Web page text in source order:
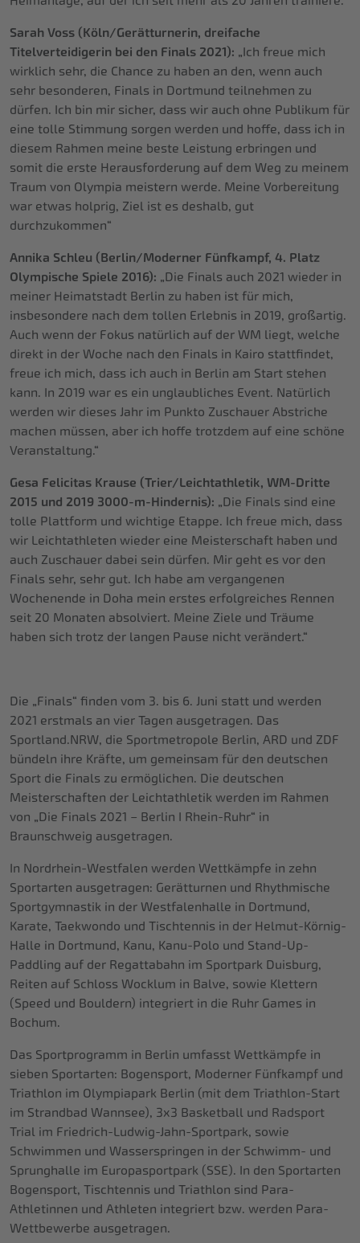
Sarah Voss (Köln/Gerätturnerin, dreifache
Titelverteidigerin bei den Finals 2021): „Ich freue mich
wirklich sehr, die Chance zu haben an den, wenn auch
sehr besonderen, Finals in Dortmund teilnehmen zu
dürfen. Ich bin mir sicher, dass wir auch ohne Publikum für
eine tolle Stimmung sorgen werden und hoffe, dass ich in
diesem Rahmen meine beste Leistung erbringen und
somit die erste Herausforderung auf dem Weg zu meinem
Traum von Olympia meistern werde. Meine Vorbereitung
war etwas holprig, Ziel ist es deshalb, gut
durchzukommen“
Annika Schleu (Berlin/Moderner Fünfkampf, 4. Platz
Olympische Spiele 2016): „Die Finals auch 2021 wieder in
meiner Heimatstadt Berlin zu haben ist für mich,
insbesondere nach dem tollen Erlebnis in 2019, großartig.
Auch wenn der Fokus natürlich auf der WM liegt, welche
direkt in der Woche nach den Finals in Kairo stattfindet,
freue ich mich, dass ich auch in Berlin am Start stehen
kann. In 2019 war es ein unglaubliches Event. Natürlich
werden wir dieses Jahr im Punkto Zuschauer Abstriche
machen müssen, aber ich hoffe trotzdem auf eine schöne
Veranstaltung.“
Gesa Felicitas Krause (Trier/Leichtathletik, WM-Dritte
2015 und 2019 3000-m-Hindernis): „Die Finals sind eine
tolle Plattform und wichtige Etappe. Ich freue mich, dass
wir Leichtathleten wieder eine Meisterschaft haben und
auch Zuschauer dabei sein dürfen. Mir geht es vor den
Finals sehr, sehr gut. Ich habe am vergangenen
Wochenende in Doha mein erstes erfolgreiches Rennen
seit 20 Monaten absolviert. Meine Ziele und Träume
haben sich trotz der langen Pause nicht verändert.“
Die „Finals“ finden vom 3. bis 6. Juni statt und werden
2021 erstmals an vier Tagen ausgetragen. Das
Sportland.NRW, die Sportmetropole Berlin, ARD und ZDF
bündeln ihre Kräfte, um gemeinsam für den deutschen
Sport die Finals zu ermöglichen. Die deutschen
Meisterschaften der Leichtathletik werden im Rahmen
von „Die Finals 2021 – Berlin I Rhein-Ruhr“ in
Braunschweig ausgetragen.
In Nordrhein-Westfalen werden Wettkämpfe in zehn
Sportarten ausgetragen: Gerätturnen und Rhythmische
Sportgymnastik in der Westfalenhalle in Dortmund,
Karate, Taekwondo und Tischtennis in der Helmut-Körnig-
Halle in Dortmund, Kanu, Kanu-Polo und Stand-Up-
Paddling auf der Regattabahn im Sportpark Duisburg,
Reiten auf Schloss Wocklum in Balve, sowie Klettern
(Speed und Bouldern) integriert in die Ruhr Games in
Bochum.
Das Sportprogramm in Berlin umfasst Wettkämpfe in
sieben Sportarten: Bogensport, Moderner Fünfkampf und
Triathlon im Olympiapark Berlin (mit dem Triathlon-Start
im Strandbad Wannsee), 3x3 Basketball und Radsport
Trial im Friedrich-Ludwig-Jahn-Sportpark, sowie
Schwimmen und Wasserspringen in der Schwimm- und
Sprunghalle im Europasportpark (SSE). In den Sportarten
Bogensport, Tischtennis und Triathlon sind Para-
Athletinnen und Athleten integriert bzw. werden Para-
Wettbewerbe ausgetragen.